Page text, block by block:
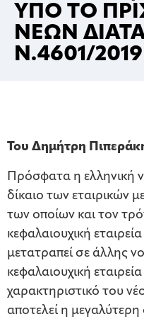
ΥΠΟ ΤΟ
ΝΕΩΝ
Ν.4601/2019
Του Δημήτρη
Πρόσφατα η ελληνική
δίκαιο των εταιρικών
των οποίων και τον
κεφαλαιουχική
μετατραπεί σε άλλης
κεφαλαιουχική
χαρακτηριστικό του
αποτελεί η